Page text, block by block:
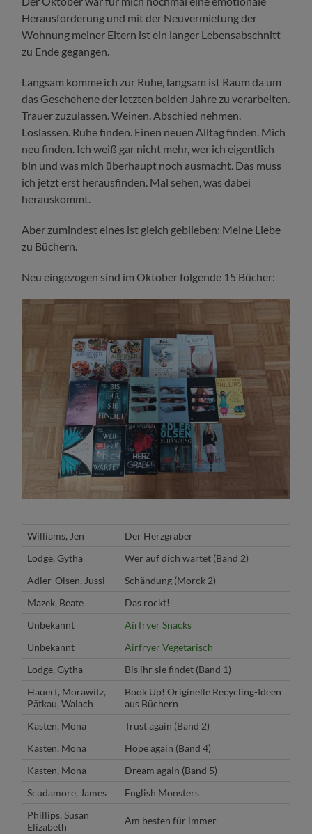
Herausforderung und mit der Neuvermietung der
Wohnung meiner Eltern ist ein langer Lebensabschnitt
zu Ende gegangen.
Langsam komme ich zur Ruhe, langsam ist Raum da um
das Geschehene der letzten beiden Jahre zu verarbeiten.
Trauer zuzulassen. Weinen. Abschied nehmen.
Loslassen. Ruhe finden. Einen neuen Alltag finden. Mich
neu finden. Ich weiß gar nicht mehr, wer ich eigentlich
bin und was mich überhaupt noch ausmacht. Das muss
ich jetzt erst herausfinden. Mal sehen, was dabei
herauskommt.
Aber zumindest eines ist gleich geblieben: Meine Liebe
zu Büchern.
Neu eingezogen sind im Oktober folgende 15 Bücher:
Williams, Jen
Der Herzgräber
Lodge, Gytha
Wer auf dich wartet (Band 2)
Adler-Olsen, Jussi
Schändung (Morck 2)
Mazek, Beate
Das rockt!
Unbekannt
Airfryer Snacks
Unbekannt
Airfryer Vegetarisch
Lodge, Gytha
Bis ihr sie findet (Band 1)
Hauert, Morawitz,
Pätkau, Walach
Book Up! Originelle Recycling-Ideen
aus Büchern
Kasten, Mona
Trust again (Band 2)
Kasten, Mona
Hope again (Band 4)
Kasten, Mona
Dream again (Band 5)
Scudamore, James
English Monsters
Phillips, Susan
Elizabeth
Am besten für immer